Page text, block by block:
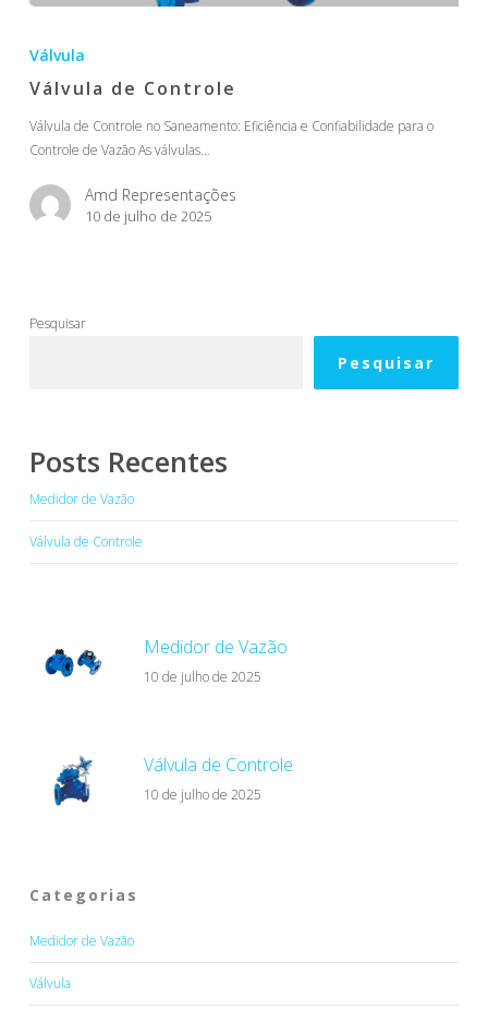
Controle
Válvula
Válvula de Controle
Válvula de Controle no Saneamento: Eficiência e Confiabilidade para o
Controle de Vazão As válvulas…
Amd Representações
10 de julho de 2025
Pesquisar
Pesquisar
Posts Recentes
Medidor de Vazão
Válvula de Controle
Medidor de Vazão
10 de julho de 2025
Válvula de Controle
10 de julho de 2025
Categorias
Medidor de Vazão
Válvula